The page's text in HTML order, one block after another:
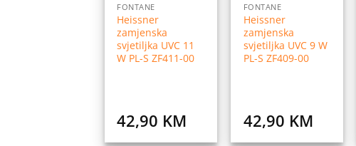
FONTANE
Heissner
zamjenska
svjetiljka UVC 11
W PL-S ZF411-00
42,90 KM
FONTANE
Heissner
zamjenska
svjetiljka UVC 9 W
PL-S ZF409-00
42,90 KM